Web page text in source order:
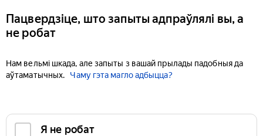
Пацвердзіце, што запыты адпраўлялі вы, а
не робат
Нам вельмі шкада, але запыты з вашай прылады падобныя да
аўтаматычных.
Чаму гэта магло адбыцца?
Я не робат